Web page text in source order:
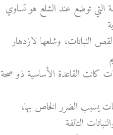
التي توضع عند الشلع هو تساوي
النباتات، وشلعها لازدهار
كانت القاعدة الأساسية ذو صحة
يسبب الضرر الخاص بها،
التالفة